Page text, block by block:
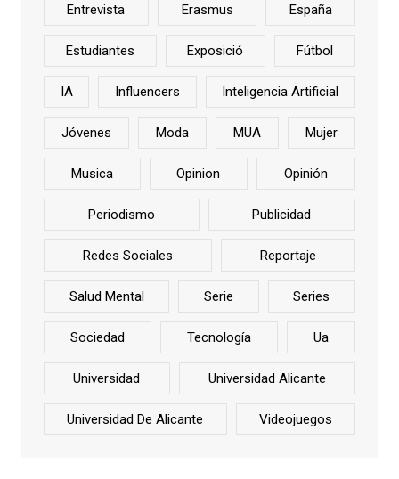
Entrevista Erasmus España
Estudiantes Exposició Fútbol
IA Influencers Inteligencia Artificial
Jóvenes Moda MUA Mujer
Musica Opinion Opinión
Periodismo Publicidad
Redes Sociales Reportaje
Salud Mental Serie Series
Sociedad Tecnología Ua
Universidad Universidad Alicante
Universidad De Alicante Videojuegos